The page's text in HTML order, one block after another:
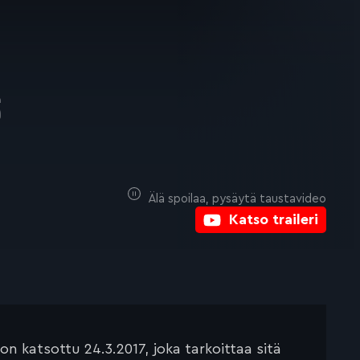
Katso traileri
Älä spoilaa, pysäytä taustavideo
katsottu 24.3.2017, joka tarkoittaa sitä